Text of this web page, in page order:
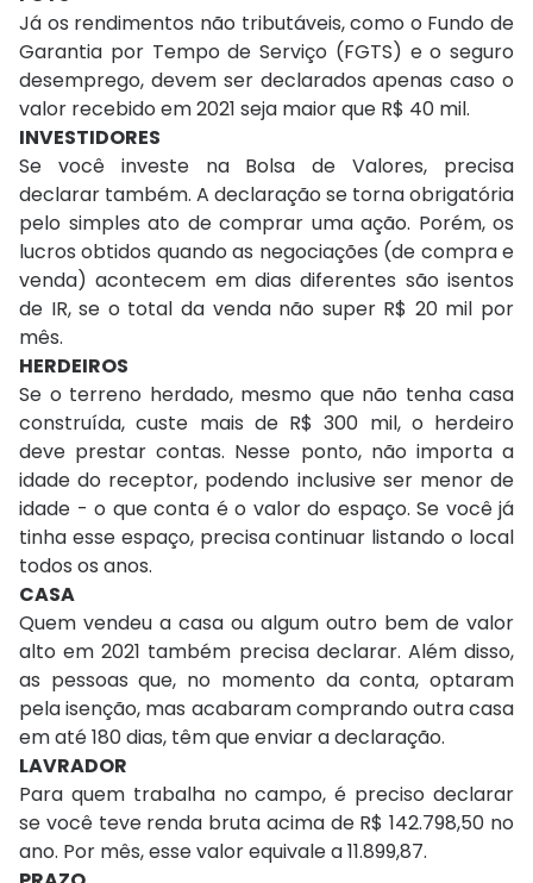
Já os rendimentos não tributáveis, como o Fundo de
Garantia por Tempo de Serviço (FGTS) e o seguro
desemprego, devem ser declarados apenas caso o
valor recebido em 2021 seja maior que R$ 40 mil.
INVESTIDORES
Se você investe na Bolsa de Valores, precisa
declarar também. A declaração se torna obrigatória
pelo simples ato de comprar uma ação. Porém, os
lucros obtidos quando as negociações (de compra e
venda) acontecem em dias diferentes são isentos
de IR, se o total da venda não super R$ 20 mil por
mês.
HERDEIROS
Se o terreno herdado, mesmo que não tenha casa
construída, custe mais de R$ 300 mil, o herdeiro
deve prestar contas. Nesse ponto, não importa a
idade do receptor, podendo inclusive ser menor de
idade - o que conta é o valor do espaço. Se você já
tinha esse espaço, precisa continuar listando o local
todos os anos.
CASA
Quem vendeu a casa ou algum outro bem de valor
alto em 2021 também precisa declarar. Além disso,
as pessoas que, no momento da conta, optaram
pela isenção, mas acabaram comprando outra casa
em até 180 dias, têm que enviar a declaração.
LAVRADOR
Para quem trabalha no campo, é preciso declarar
se você teve renda bruta acima de R$ 142.798,50 no
ano. Por mês, esse valor equivale a 11.899,87.